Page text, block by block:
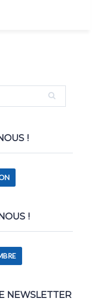
!
!
NEWSLETTER